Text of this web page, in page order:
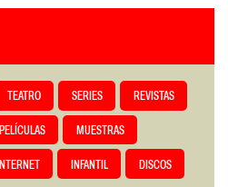
TEATRO SERIES REVISTAS
PELÍCULAS MUESTRAS
INTERNET INFANTIL DISCOS